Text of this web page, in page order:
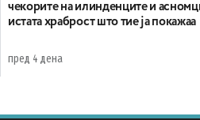
чекорите на илинденците и
истата храброст што тие ја покажаа
пред 4 дена